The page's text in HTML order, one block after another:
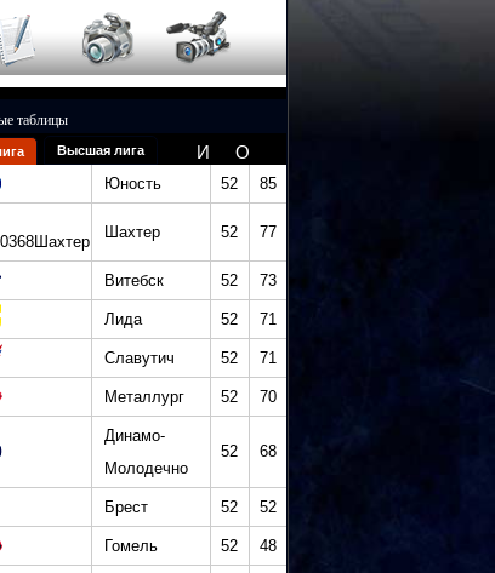
таблицы
Высшая лига И О
Юность 52 85
Шахтер 52 77
Витебск 52 73
Лида 52 71
Славутич 52 71
Металлург 52 70
Динамо-
Молодечно
52 68
Брест 52 52
Гомель 52 48